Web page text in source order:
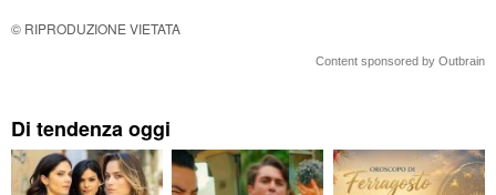
© RIPRODUZIONE VIETATA
Content sponsored by Outbrain
Di tendenza oggi